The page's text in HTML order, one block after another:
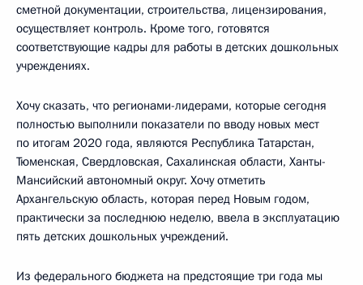
сметной документации, строительства, лицензирования,
осуществляет контроль. Кроме того, готовятся
соответствующие кадры для работы в детских дошкольных
учреждениях.
Хочу сказать, что регионами-лидерами, которые сегодня
полностью выполнили показатели по вводу новых мест
по итогам 2020 года, являются Республика Татарстан,
Тюменская, Свердловская, Сахалинская области, Ханты-
Мансийский автономный округ. Хочу отметить
Архангельскую область, которая перед Новым годом,
практически за последнюю неделю, ввела в эксплуатацию
пять детских дошкольных учреждений.
Из федерального бюджета на предстоящие три года мы